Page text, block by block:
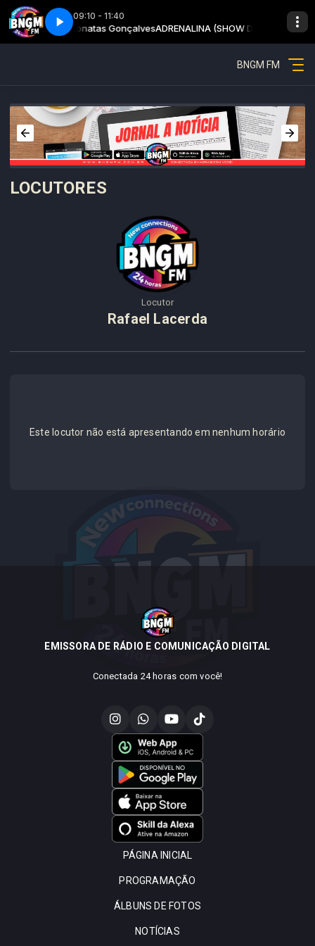
09:10 - 11:40
MANHÂ) com Jhonatas GonçalvesADRENALINA (SHOW DA MANHÂ)
da manhã - Parte 1 Adrenalina - Show da manhã - Parte 1
BNGM FM
LOCUTORES
Locutor
Rafael Lacerda
Este locutor não está apresentando em nenhum horário
EMISSORA DE RÁDIO E COMUNICAÇÃO DIGITAL
Conectada 24 horas com você!
PÁGINA INICIAL
PROGRAMAÇÃO
ÁLBUNS DE FOTOS
NOTÍCIAS